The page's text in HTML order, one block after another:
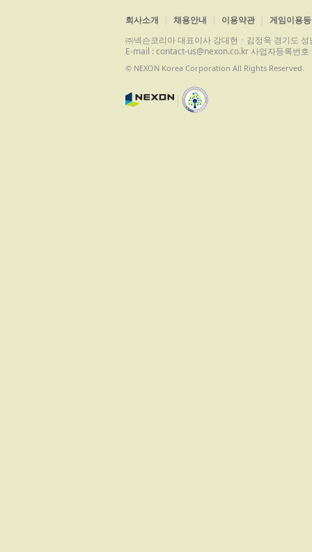
회사소개 채용안내 이용약관
게임이용
㈜넥슨코리아 대표이사 강대현ㆍ김정욱 경기도
E-mail : contact-us@nexon.co.kr 사업자등록번
© NEXON Korea Corporation All Rights Reserved.
|